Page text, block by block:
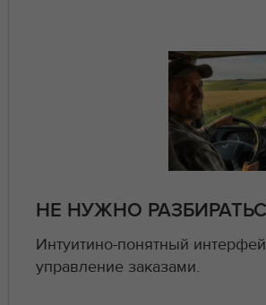
НЕ НУЖНО
Интуитино-понятный
управление заказами.